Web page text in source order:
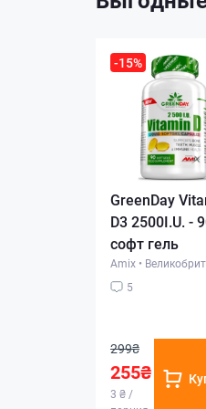
-15%
GreenDay
D3 2500I.U. -
софт гель
Amix •
5
299₴
255₴
3 ₴ /